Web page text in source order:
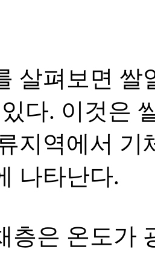
살펴보면 쌀
다. 이것은
지역에서
나타난다.
층은 온도가